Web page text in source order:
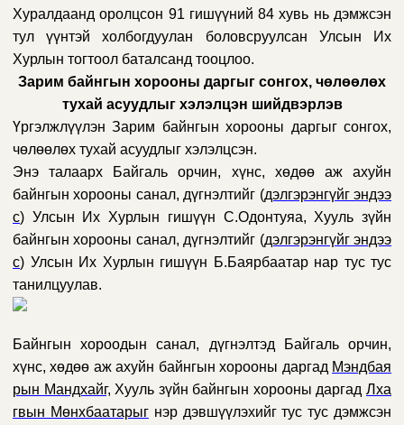
Хуралдаанд оролцсон 91 гишүүний 84 хувь нь дэмжсэн
тул үүнтэй холбогдуулан боловсруулсан Улсын Их
Хурлын тогтоол баталсанд тооцлоо.
Зарим байнгын хорооны даргыг сонгох, чөлөөлөх
тухай асуудлыг хэлэлцэн шийдвэрлэв
Үргэлжлүүлэн Зарим байнгын хорооны даргыг сонгох,
чөлөөлөх тухай асуудлыг хэлэлцсэн.
Энэ талаарх Байгаль орчин, хүнс, хөдөө аж ахуйн
байнгын хорооны санал, дүгнэлтийг (дэлгэрэнгүйг эндээ
с) Улсын Их Хурлын гишүүн С.Одонтуяа, Хууль зүйн
байнгын хорооны санал, дүгнэлтийг (дэлгэрэнгүйг эндээ
с) Улсын Их Хурлын гишүүн Б.Баярбаатар нар тус тус
танилцуулав.
Байнгын хороодын санал, дүгнэлтэд Байгаль орчин,
хүнс, хөдөө аж ахуйн байнгын хорооны даргад Мэндбая
рын Мандхайг, Хууль зүйн байнгын хорооны даргадЛха
гвын Мөнхбаатарыгнэр дэвшүүлэхийг тус тус дэмжсэн